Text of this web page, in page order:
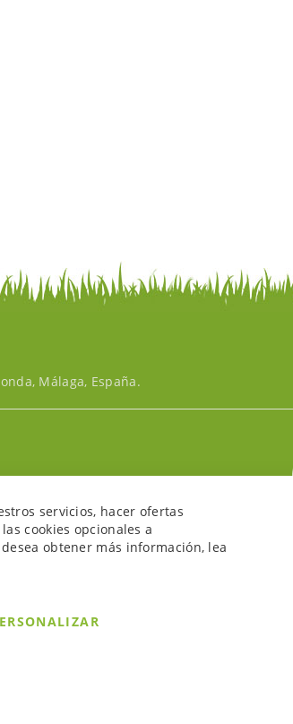
Málaga, España.
servicios, hacer ofertas
cookies opcionales a
obtener más información, lea